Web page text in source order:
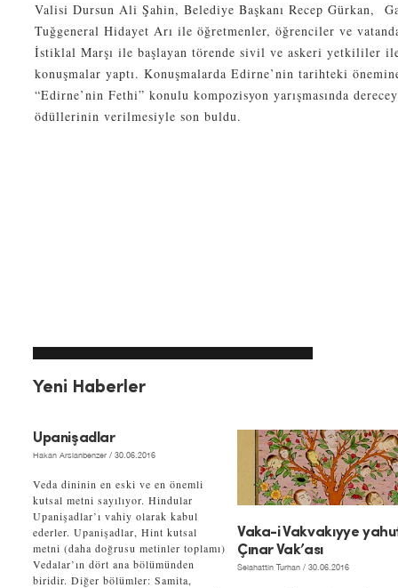
Valisi Dursun Ali Şahin, Belediye Başkanı Recep Gürkan,
Tuğgeneral Hidayet Arı ile öğretmenler, öğrenciler ve
İstiklal Marşı ile başlayan törende sivil ve askeri yetkililer
konuşmalar yaptı. Konuşmalarda Edirne’nin tarihteki
“Edirne’nin Fethi” konulu kompozisyon yarışmasında
ödüllerinin verilmesiyle son buldu.
Yeni Haberler
Upanişadlar
Hakan Arslanbenzer / 30.06.2016
Veda dininin en eski ve en önemli
kutsal metni sayılıyor. Hindular
Upanişadlar’ı vahiy olarak kabul
ederler. Upanişadlar, Hint kutsal
metni (daha doğrusu metinler toplamı)
Vedalar’ın dört ana bölümünden
biridir. Diğer bölümler: Samita,
Vaka-i Vakvakıyye
Çınar Vak’ası
Selahattin Turhan / 30.06.2016